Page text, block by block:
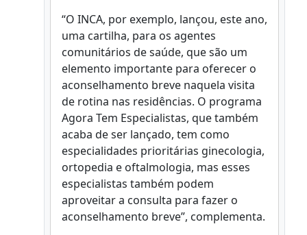
“O INCA, por exemplo, lançou, este ano,
uma cartilha, para os agentes
comunitários de saúde, que são um
elemento importante para oferecer o
aconselhamento breve naquela visita
de rotina nas residências. O programa
Agora Tem Especialistas, que também
acaba de ser lançado, tem como
especialidades prioritárias ginecologia,
ortopedia e oftalmologia, mas esses
especialistas também podem
aproveitar a consulta para fazer o
aconselhamento breve”, complementa.